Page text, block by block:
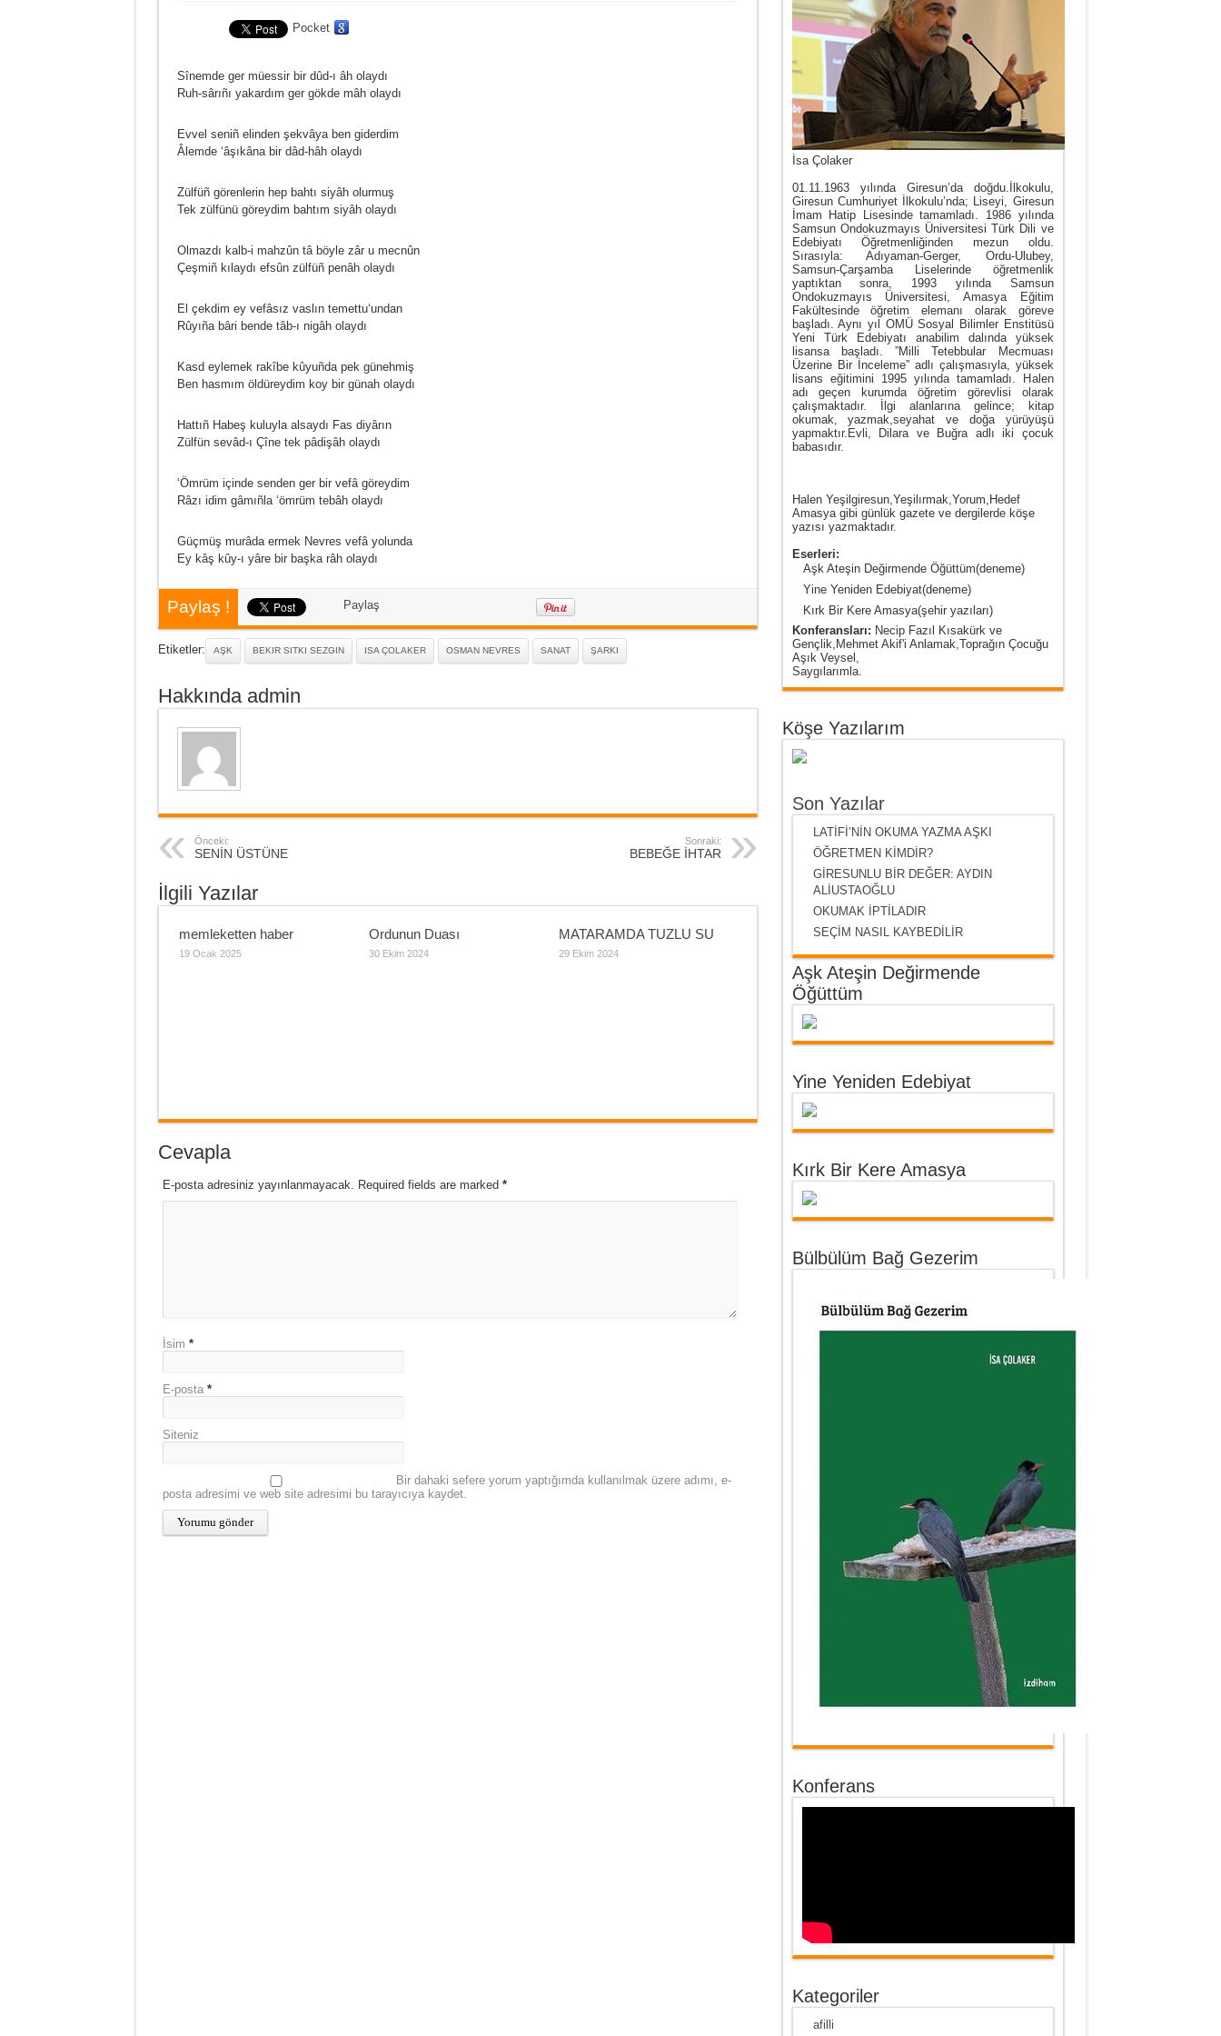
Pocket
Sînemde ger müessir bir dûd-ı âh olaydı
Ruh-sârıñı yakardım ger gökde mâh olaydı
Evvel seniñ elinden şekvâya ben giderdim
Âlemde ‘âşıkâna bir dâd-hâh olaydı
Zülfüñ görenlerin hep bahtı siyâh olurmuş
Tek zülfünü göreydim bahtım siyâh olaydı
Olmazdı kalb-i mahzûn tâ böyle zâr u mecnûn
Çeşmiñ kılaydı efsûn zülfüñ penâh olaydı
El çekdim ey vefâsız vaslın temettu‘undan
Rûyıña bâri bende tâb-ı nigâh olaydı
Kasd eylemek rakîbe kûyuñda pek günehmiş
Ben hasmım öldüreydim koy bir günah olaydı
Hattıñ Habeş kuluyla alsaydı Fas diyârın
Zülfün sevâd-ı Çîne tek pâdişâh olaydı
‘Ömrüm içinde senden ger bir vefâ göreydim
Râzı idim gâmıñla ‘ömrüm tebâh olaydı
Güçmüş murâda ermek Nevres vefâ yolunda
Ey kâş kûy-ı yâre bir başka râh olaydı
Paylaş ! Paylaş
Etiketler: AŞK BEKIR SITKI SEZGIN ISA ÇOLAKER OSMAN NEVRES SANAT ŞARKI
Hakkında admin
Önceki:
SENİN ÜSTÜNE
Sonraki:
BEBEĞE İHTAR
İlgili Yazılar
memleketten haber
19 Ocak 2025
Ordunun Duası
30 Ekim 2024
MATARAMDA TUZLU SU
29 Ekim 2024
Cevapla
E-posta adresiniz yayınlanmayacak. Required fields are marked *
İsim *
E-posta *
Siteniz
Bir dahaki sefere yorum yaptığımda kullanılmak üzere adımı, e-
posta adresimi ve web site adresimi bu tarayıcıya kaydet.
İsa Çolaker
01.11.1963 yılında Giresun’da doğdu.İlkokulu,
Giresun Cumhuriyet İlkokulu’nda; Liseyi, Giresun
İmam Hatip Lisesinde tamamladı. 1986 yılında
Samsun Ondokuzmayıs Üniversitesi Türk Dili ve
Edebiyatı Öğretmenliğinden mezun oldu.
Sırasıyla: Adıyaman-Gerger, Ordu-Ulubey,
Samsun-Çarşamba Liselerinde öğretmenlik
yaptıktan sonra, 1993 yılında Samsun
Ondokuzmayıs Üniversitesi, Amasya Eğitim
Fakültesinde öğretim elemanı olarak göreve
başladı. Aynı yıl OMÜ Sosyal Bilimler Enstitüsü
Yeni Türk Edebiyatı anabilim dalında yüksek
lisansa başladı. ”Milli Tetebbular Mecmuası
Üzerine Bir İnceleme” adlı çalışmasıyla, yüksek
lisans eğitimini 1995 yılında tamamladı. Halen
adı geçen kurumda öğretim görevlisi olarak
çalışmaktadır. İlgi alanlarına gelince; kitap
okumak, yazmak,seyahat ve doğa yürüyüşü
yapmaktır.Evli, Dilara ve Buğra adlı iki çocuk
babasıdır.
Halen Yeşilgiresun,Yeşilırmak,Yorum,Hedef
Amasya gibi günlük gazete ve dergilerde köşe
yazısı yazmaktadır.
Eserleri:
Aşk Ateşin Değirmende Öğüttüm(deneme)
Yine Yeniden Edebiyat(deneme)
Kırk Bir Kere Amasya(şehir yazıları)
Konferansları: Necip Fazıl Kısakürk ve
Gençlik,Mehmet Akif'i Anlamak,Toprağın Çocuğu
Aşık Veysel,
Saygılarımla.
Köşe Yazılarım
Son Yazılar
LATİFİ’NİN OKUMA YAZMA AŞKI
ÖĞRETMEN KİMDİR?
GİRESUNLU BİR DEĞER: AYDIN
ALİUSTAOĞLU
OKUMAK İPTİLADIR
SEÇİM NASIL KAYBEDİLİR
Aşk Ateşin Değirmende
Öğüttüm
Yine Yeniden Edebiyat
Kırk Bir Kere Amasya
Bülbülüm Bağ Gezerim
Konferans
Kategoriler
afilli